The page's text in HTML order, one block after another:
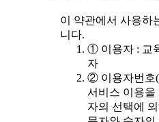
이 약관에서 사용하
니다.
① 이용자 : 교
자
② 이용자번호
서비스 이용을
자의 선택에